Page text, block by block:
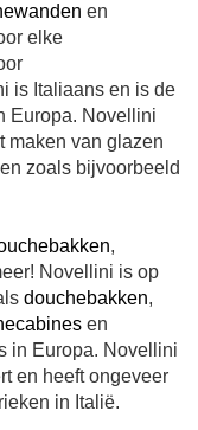
en
elke
is Italiaans en is de
Europa. Novellini
maken van glazen
zoals bijvoorbeeld
,
Novellini is op
douchebakken,
en
in Europa. Novellini
en heeft ongeveer
in Italië.